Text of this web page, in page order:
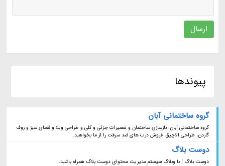
ارسال
پیوندها
گروه ساختمانی آبان
گروه ساختمانی آبان: بازسازی ساختمان و تعمیرات جزئی و کلی و طراحی ویلا و فضای سبز و روف
گاردن، طراحی الاچیق، فروش درب های ضد سرقت را از ما بخواهید.
دوست بلاگ
دوست بلاگ | با وبلاگ سیستم مدیریت محتوای دوست بلاگ همراه باشید.